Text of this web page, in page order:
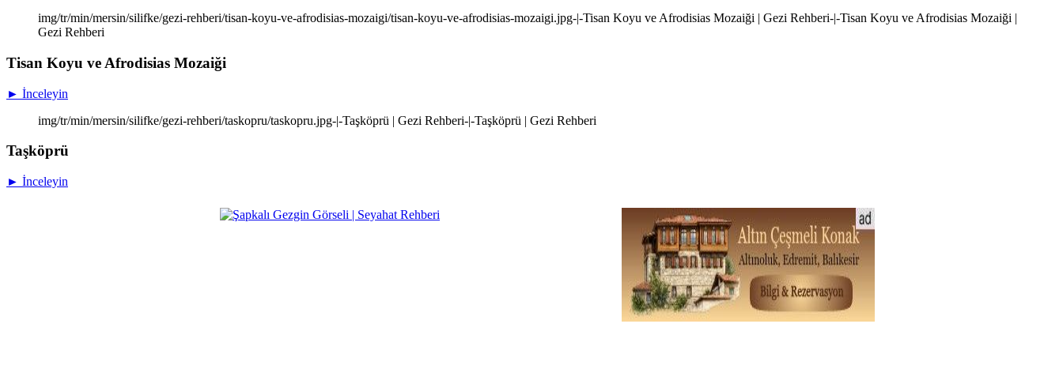
img/tr/min/mersin/silifke/gezi-rehberi/tisan-koyu-ve-afrodisias-mozaigi/tisan-koyu-ve-afrodisias-mozaigi.jpg-|-Tisan Koyu ve Afrodisias Mozaiği | Gezi Rehberi-|-Tisan Koyu ve Afrodisias Mozaiği |
Gezi Rehberi
Tisan Koyu ve Afrodisias Mozaiği
► İnceleyin
img/tr/min/mersin/silifke/gezi-rehberi/taskopru/taskopru.jpg-|-Taşköprü | Gezi Rehberi-|-Taşköprü | Gezi Rehberi
Taşköprü
► İnceleyin